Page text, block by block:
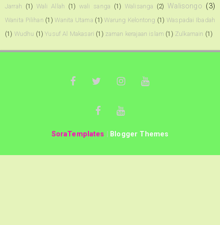
Jarrah (1) Wali Allah (1) wali sanga (1) Walisanga (2) Walisongo (3)
Wanita Pilihan (1) Wanita Utama (1) Warung Kelontong (1) Waspadai Ibadah
(1) Wudhu (1) Yusuf Al Makasari (1) zaman kerajaan islam (1) Zulkarnain (1)
SoraTemplates Blogger Themes